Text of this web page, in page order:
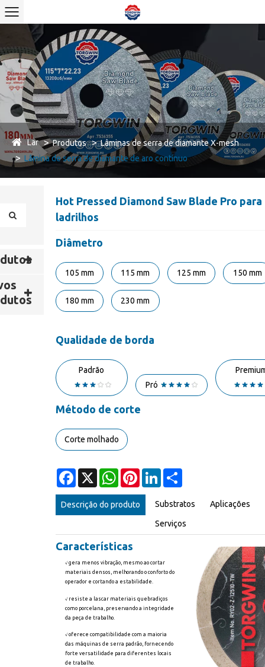
Lar Produtos
Lâminas de serra de diamante X-mesh
Lâmina de serra de diamante de aro contínuo
Hot Pressed Diamond Saw Blade Pro para
ladrilhos
Diâmetro
105 mm 115 mm 125 mm 150 mm
180 mm 230 mm
Qualidade de borda
Padrão
Pró
Método de corte
Corte molhado
Facebook
X WhatsAppPinterestLinkedInShare
Descrição do produto Substratos Aplicações
Serviços
Características
√ gera menos vibração, mesmo ao cortar
materiais densos, melhorando o conforto do
operador e cortando a estabilidade.
√ resiste a lascar materiais quebradiços
como porcelana, preservando a integridade
da peça de trabalho.
√ oferece compatibilidade com a maioria
das máquinas de serra padrão, fornecendo
forte versatilidade para diferentes locais
de trabalho.